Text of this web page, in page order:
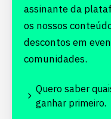
assinante da
os nossos
descontos em
comunidades.
Quero saber
ganhar primeiro.